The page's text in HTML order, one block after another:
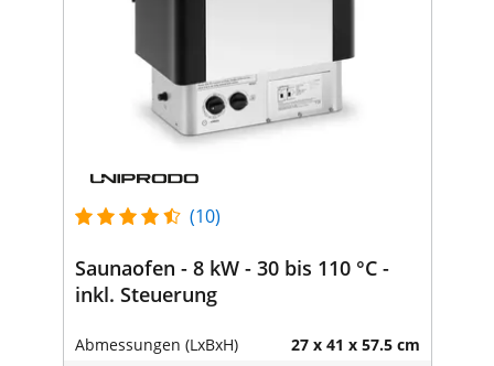
(10)
Saunaofen - 8 kW - 30 bis 110 °C -
inkl. Steuerung
Abmessungen (LxBxH) 27 x 41 x 57.5 cm